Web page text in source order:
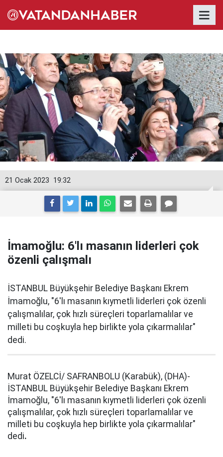
19:32
21 Ocak 2023
İmamoğlu: 6'lı masanın liderleri çok
özenli çalışmalı
İSTANBUL Büyükşehir Belediye Başkanı Ekrem
İmamoğlu, "6'lı masanın kıymetli liderleri çok özenli
çalışmalılar, çok hızlı süreçleri toparlamalılar ve
milleti bu coşkuyla hep birlikte yola çıkarmalılar"
dedi.
Murat ÖZELCİ/ SAFRANBOLU (Karabük), (DHA)-
İSTANBUL Büyükşehir Belediye Başkanı Ekrem
İmamoğlu, "6'lı masanın kıymetli liderleri çok özenli
çalışmalılar, çok hızlı süreçleri toparlamalılar ve
milleti bu coşkuyla hep birlikte yola çıkarmalılar"
dedi.